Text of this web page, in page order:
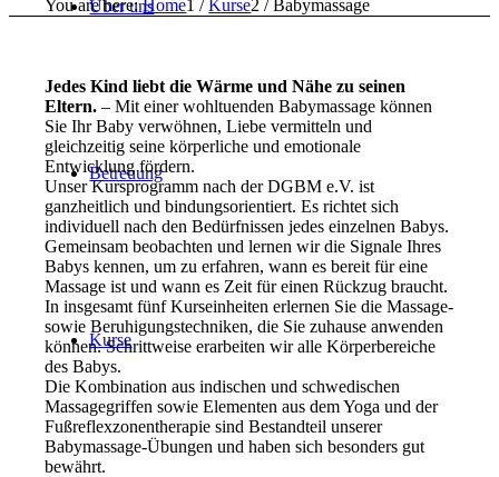
Über uns
Betreuung
Kurse
You are here: Home1 / Kurse2 / Babymassage
Jedes Kind liebt die Wärme und Nähe zu seinen
Eltern. – Mit einer wohltuenden Babymassage können
Sie Ihr Baby verwöhnen, Liebe vermitteln und
gleichzeitig seine körperliche und emotionale
Entwicklung fördern.
Unser Kursprogramm nach der DGBM e.V. ist
ganzheitlich und bindungsorientiert. Es richtet sich
individuell nach den Bedürfnissen jedes einzelnen Babys.
Gemeinsam beobachten und lernen wir die Signale Ihres
Babys kennen, um zu erfahren, wann es bereit für eine
Massage ist und wann es Zeit für einen Rückzug braucht.
In insgesamt fünf Kurseinheiten erlernen Sie die Massage-
sowie Beruhigungstechniken, die Sie zuhause anwenden
können. Schrittweise erarbeiten wir alle Körperbereiche
des Babys.
Die Kombination aus indischen und schwedischen
Massagegriffen sowie Elementen aus dem Yoga und der
Fußreflexzonentherapie sind Bestandteil unserer
Babymassage-Übungen und haben sich besonders gut
bewährt.